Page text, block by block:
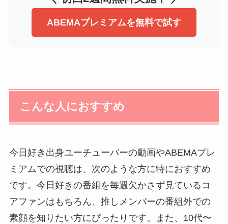
ABEMAプレミアムを無料で試す
こんな人におすすめ
今日好き出身ユーチューバーの動画やABEMAプレ
ミアムでの視聴は、次のような方に特におすすめ
です。今日好きの番組を毎週欠かさず見ているコ
アファンはもちろん、推しメンバーの番組外での
素顔を知りたい方にぴったりです。また、10代〜